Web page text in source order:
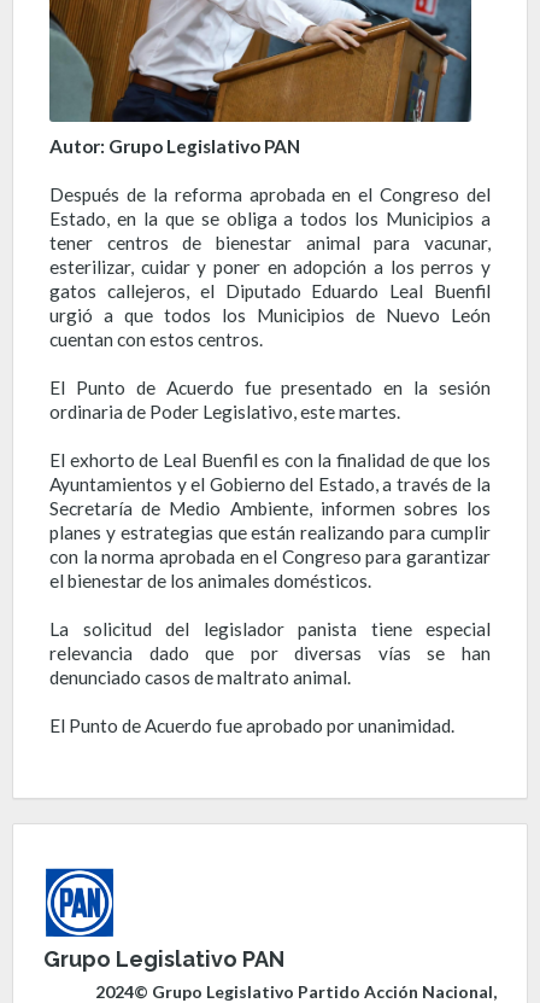
Autor: Grupo Legislativo PAN
Después de la reforma aprobada en el Congreso del
Estado, en la que se obliga a todos los Municipios a
tener centros de bienestar animal para vacunar,
esterilizar, cuidar y poner en adopción a los perros y
gatos callejeros, el Diputado Eduardo Leal Buenfil
urgió a que todos los Municipios de Nuevo León
cuentan con estos centros.
El Punto de Acuerdo fue presentado en la sesión
ordinaria de Poder Legislativo, este martes.
El exhorto de Leal Buenfil es con la finalidad de que los
Ayuntamientos y el Gobierno del Estado, a través de la
Secretaría de Medio Ambiente, informen sobres los
planes y estrategias que están realizando para cumplir
con la norma aprobada en el Congreso para garantizar
el bienestar de los animales domésticos.
La solicitud del legislador panista tiene especial
relevancia dado que por diversas vías se han
denunciado casos de maltrato animal.
El Punto de Acuerdo fue aprobado por unanimidad.
Grupo Legislativo PAN
2024© Grupo Legislativo Partido Acción Nacional,